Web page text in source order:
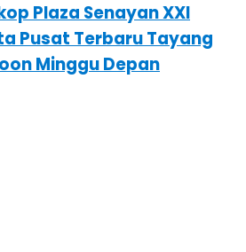
Plaza Senayan XXI
Pusat Terbaru Tayang
Minggu Depan